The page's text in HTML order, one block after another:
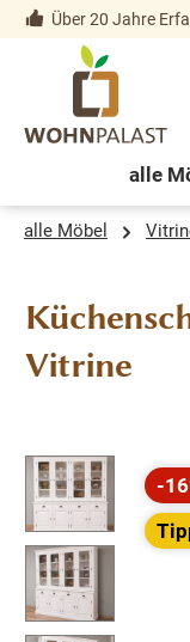
Zur
Über 20 Jahre
alle
alle Möbel
Vitrine
Bildergalerie
-